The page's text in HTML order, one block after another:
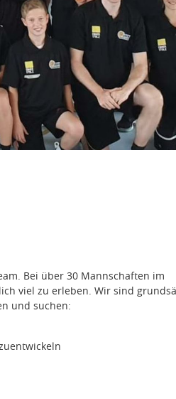
Bei über 30 Mannschaften im
viel zu erleben. Wir sind
und suchen: